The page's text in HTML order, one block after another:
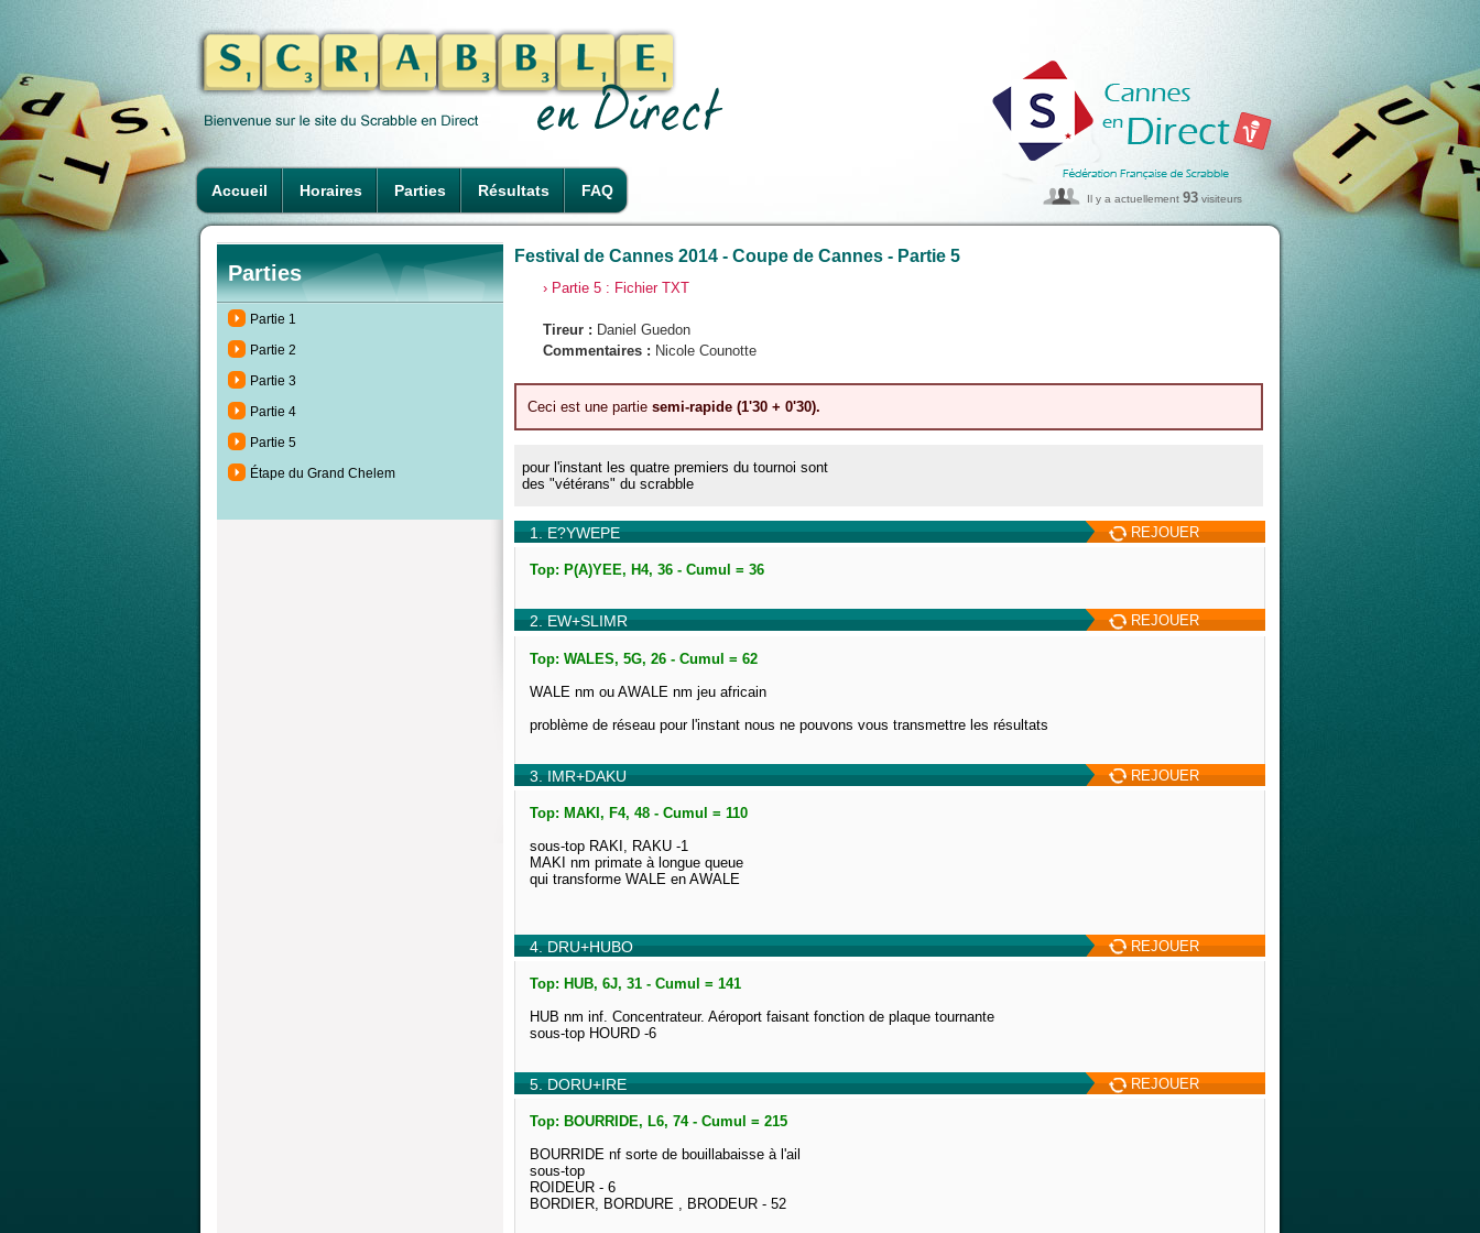
Accueil Horaires Parties Résultats FAQ Il y a actuellement 93 visiteurs
Parties
Partie 1
Partie 2
Partie 3
Partie 4
Partie 5
Étape du Grand Chelem
Festival de Cannes 2014 - Coupe de Cannes - Partie 5
› Partie 5 : Fichier TXT
Tireur : Daniel Guedon
Commentaires : Nicole Counotte
Ceci est une partie semi-rapide (1'30 + 0'30).
pour l'instant les quatre premiers du tournoi sont
des "vétérans" du scrabble
1. E?YWEPE REJOUER
Top: P(A)YEE, H4, 36 - Cumul = 36
2. EW+SLIMR REJOUER
Top: WALES, 5G, 26 - Cumul = 62
WALE nm ou AWALE nm jeu africain
problème de réseau pour l'instant nous ne pouvons vous transmettre les résultats
3. IMR+DAKU REJOUER
Top: MAKI, F4, 48 - Cumul = 110
sous-top RAKI, RAKU -1
MAKI nm primate à longue queue
qui transforme WALE en AWALE
4. DRU+HUBO REJOUER
Top: HUB, 6J, 31 - Cumul = 141
HUB nm inf. Concentrateur. Aéroport faisant fonction de plaque tournante
sous-top HOURD -6
5. DORU+IRE REJOUER
Top: BOURRIDE, L6, 74 - Cumul = 215
BOURRIDE nf sorte de bouillabaisse à l'ail
sous-top
ROIDEUR - 6
BORDIER, BORDURE , BRODEUR - 52